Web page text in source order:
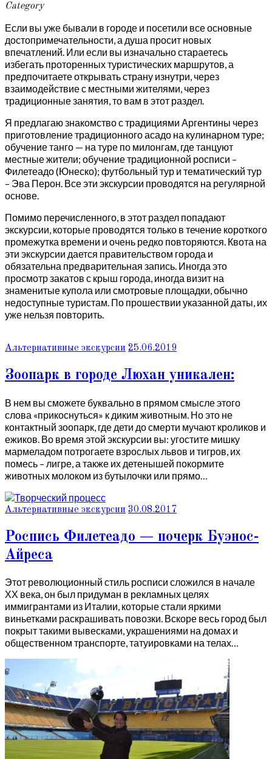
Category
Если вы уже бывали в городе и посетили все основные
достопримечательности, а душа просит новых
впечатлений. Или если вы изначально стараетесь
избегать проторенных туристических маршрутов, а
предпочитаете открывать страну изнутри, через
взаимодействие с местными жителями, через
традиционные занятия, то вам в этот раздел.
Я предлагаю знакомство с традициями Аргентины через
приготовление традиционного асадо на кулинарном туре;
обучение танго — на туре по милонгам, где танцуют
местные жители; обучение традиционной росписи –
Филетеадо (Юнеско); футбольный тур и тематический тур
– Эва Перон. Все эти экскурсии проводятся на регулярной
основе.
Помимо перечисленного, в этот раздел попадают
экскурсии, которые проводятся только в течение короткого
промежутка времени и очень редко повторяются. Квота на
эти экскурсии дается правительством города и
обязательна предварительная запись. Иногда это
просмотр закатов с крыш города, иногда визит на
знаменитые купола или смотровые площадки, обычно
недоступные туристам. По прошествии указанной даты, их
уже нельзя повторить.
Альтернативные экскурсии 25.06.2019
Зоопарк в городе Люхан уникален:
В нем вы сможете буквально в прямом смысле этого
слова «прикоснуться» к диким животным. Но это не
контактный зоопарк, где дети до смерти мучают кроликов и
ежиков. Во время этой экскурсии вы: угостите мишку
мармеладом потрогаете взрослых львов и тигров, их
помесь – лигре, а также их детенышей покормите
животных молоком из бутылочки или прямо…
Альтернативные экскурсии 30.08.2017
Роспись Филетеадо — почерк Буэнос-
Айреса
Этот революционный стиль росписи сложился в начале
ХХ века, он был придуман в рекламных целях
иммигрантами из Италии, которые стали яркими
виньетками раскрашивать повозки. Вскоре весь город был
покрыт такими вывесками, украшениями на домах и
общественном транспорте, татуировками на телах…